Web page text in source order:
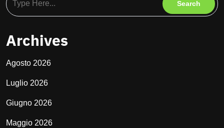
Archives
Agosto 2026
Luglio 2026
Giugno 2026
Maggio 2026